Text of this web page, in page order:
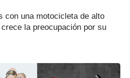
con una motocicleta de alto
la preocupación por su